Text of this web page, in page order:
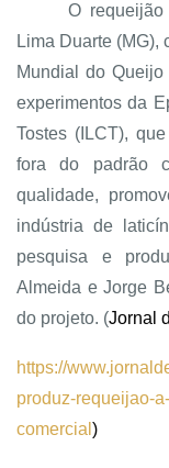
O
Lima Duarte (MG),
Mundial do
experimentos da
Tostes (ILCT),
fora do padrão
qualidade,
indústria de
pesquisa e
Almeida e Jorge
do projeto. (Jornal
https://
produz-requeijao-
comercial )